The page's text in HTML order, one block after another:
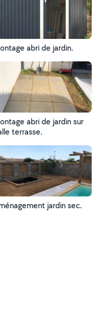
abri de jardin.
abri de jardin sur
terrasse.
jardin sec.